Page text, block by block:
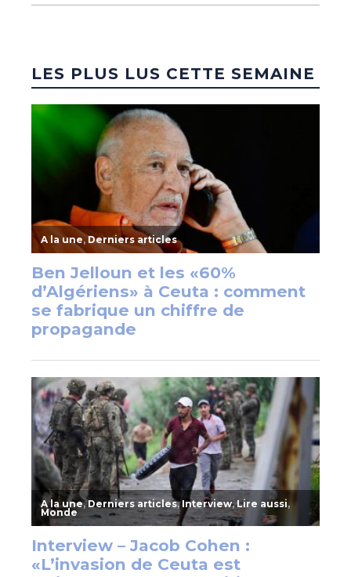
LES PLUS LUS CETTE SEMAINE